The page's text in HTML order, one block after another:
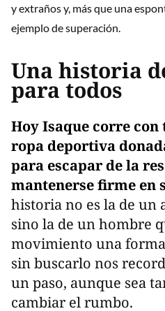
y extraños y, más que una
ejemplo de superación.
Una historia
para todos
Hoy Isaque corre con
ropa deportiva
para escapar de la
mantenerse firme en
historia no es la de un
sino la de un hombre
movimiento una
sin buscarlo nos
un paso, aunque sea
cambiar el rumbo.